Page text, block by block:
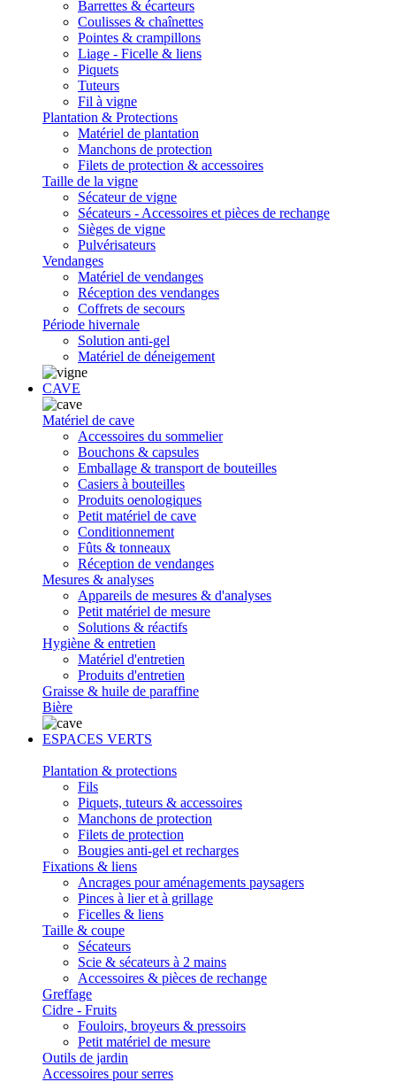
Barrettes & écarteurs
Coulisses & chaînettes
Pointes & crampillons
Liage - Ficelle & liens
Piquets
Tuteurs
Fil à vigne
Plantation & Protections
Matériel de plantation
Manchons de protection
Filets de protection & accessoires
Taille de la vigne
Sécateur de vigne
Sécateurs - Accessoires et pièces de rechange
Sièges de vigne
Pulvérisateurs
Vendanges
Matériel de vendanges
Réception des vendanges
Coffrets de secours
Période hivernale
Solution anti-gel
Matériel de déneigement
CAVE
Matériel de cave
Accessoires du sommelier
Bouchons & capsules
Emballage & transport de bouteilles
Casiers à bouteilles
Produits oenologiques
Petit matériel de cave
Conditionnement
Fûts & tonneaux
Réception de vendanges
Mesures & analyses
Appareils de mesures & d'analyses
Petit matériel de mesure
Solutions & réactifs
Hygiène & entretien
Matériel d'entretien
Produits d'entretien
Graisse & huile de paraffine
Bière
ESPACES VERTS
Plantation & protections
Fils
Piquets, tuteurs & accessoires
Manchons de protection
Filets de protection
Bougies anti-gel et recharges
Fixations & liens
Ancrages pour aménagements paysagers
Pinces à lier et à grillage
Ficelles & liens
Taille & coupe
Sécateurs
Scie & sécateurs à 2 mains
Accessoires & pièces de rechange
Greffage
Cidre - Fruits
Fouloirs, broyeurs & pressoirs
Petit matériel de mesure
Outils de jardin
Accessoires pour serres